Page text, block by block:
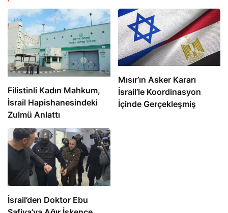
Filistinli Kadın Mahkum,
İsrail Hapishanesindeki
Zulmü Anlattı
Mısır’ın Asker Kararı
İsrail’le Koordinasyon
İçinde Gerçekleşmiş
İsrail’den Doktor Ebu